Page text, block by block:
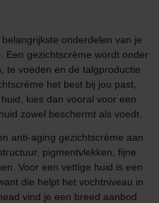
onderdelen van je
Een gezichtscrème wordt onder
te voeden en de talgproductie
het best bij jou past,
kies dan vooral voor een
zowel beschermt als voedt.
anti-aging gezichtscrème aan
pigmentvlekken, fijne
Voor een vettige huid is een
die helpt het vochtniveau in
vind je een breed aanbod